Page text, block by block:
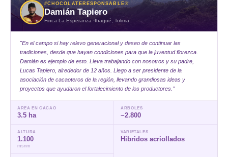
#CHOCOLATERESPONSABLE®
Damián Tapiero
Finca La Esperanza ·Ibagué, Tolima
"En el campo si hay relevo generacional y deseo de continuar las
tradiciones, desde que hayan condiciones para que la juventud florezca.
Damián es ejemplo de esto. Lleva trabajando con nosotros y su padre,
Lucas Tapiero, alrededor de 12 años. Llego a ser presidente de la
asociación de cacaoteros de la región, llevando grandiosas ideas y
proyectos que ayudaron el fortalecimiento de los productores."
AREA EN CACAO
3.5 ha
ARBOLES
~2.800
ALTURA
1.100
msnm
VARIETALES
Hibridos acriollados